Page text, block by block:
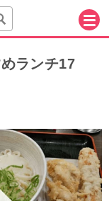
ランチ17